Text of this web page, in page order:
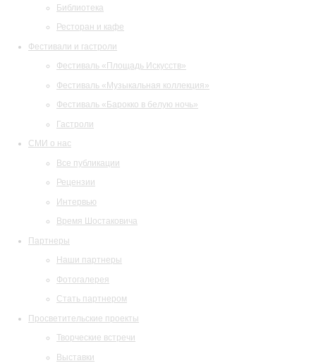
Библиотека
Ресторан и кафе
Фестивали и гастроли
Фестиваль «Площадь Искусств»
Фестиваль «Музыкальная коллекция»
Фестиваль «Барокко в белую ночь»
Гастроли
СМИ о нас
Все публикации
Рецензии
Интервью
Время Шостаковича
Партнеры
Наши партнеры
Фотогалерея
Стать партнером
Просветительские проекты
Творческие встречи
Выставки